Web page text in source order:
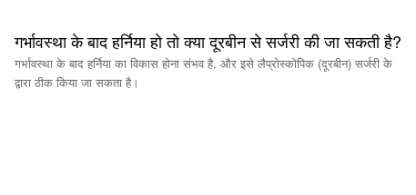
गर्भावस्था के बाद हर्निया हो तो क्या दूरबीन से सर्जरी की जा सकती है?
गर्भावस्था के बाद हर्निया का विकास होना संभव है, और इसे लैप्रोस्कोपिक (दूरबीन) सर्जरी के
द्वारा ठीक किया जा सकता है।